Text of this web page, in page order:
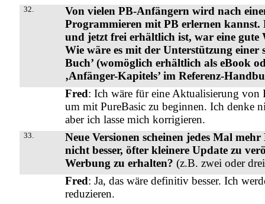
32.
Von vielen PB-Anfängern wird nach
Programmieren mit PB erlernen kannst.
und jetzt frei erhältlich ist, war eine
Wie wäre es mit der Unterstützung einer
Buch’ (womöglich erhältlich als eBook
‚Anfänger-Kapitels’ im Referenz-
Fred: Ich wäre für eine Aktualisierung von
um mit PureBasic zu beginnen. Ich denke
aber ich lasse mich korrigieren.
33.
Neue Versionen scheinen jedes Mal
nicht besser, öfter kleinere Update zu
Werbung zu erhalten? (z.B. zwei oder
Fred: Ja, das wäre definitiv besser. Ich
reduzieren.